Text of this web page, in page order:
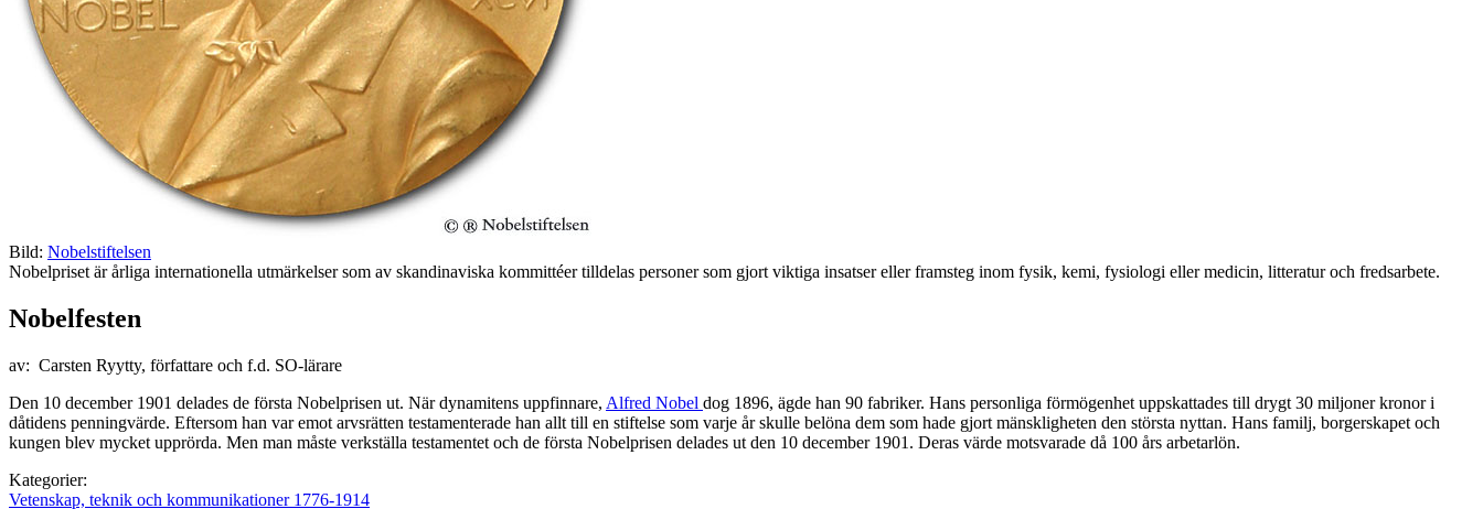
Bild: Nobelstiftelsen
Nobelpriset är årliga internationella utmärkelser som av skandinaviska kommittéer tilldelas personer som gjort viktiga insatser eller framsteg inom fysik, kemi, fysiologi eller medicin, litteratur och fredsarbete.
Nobelfesten
av: Carsten Ryytty, författare och f.d. SO-lärare
Den 10 december 1901 delades de första Nobelprisen ut. När dynamitens uppfinnare, Alfred Nobel dog 1896, ägde han 90 fabriker. Hans personliga förmögenhet uppskattades till drygt 30 miljoner kronor i
dåtidens penningvärde. Eftersom han var emot arvsrätten testamenterade han allt till en stiftelse som varje år skulle belöna dem som hade gjort mänskligheten den största nyttan. Hans familj, borgerskapet och
kungen blev mycket upprörda. Men man måste verkställa testamentet och de första Nobelprisen delades ut den 10 december 1901. Deras värde motsvarade då 100 års arbetarlön.
Kategorier:
Vetenskap, teknik och kommunikationer 1776-1914